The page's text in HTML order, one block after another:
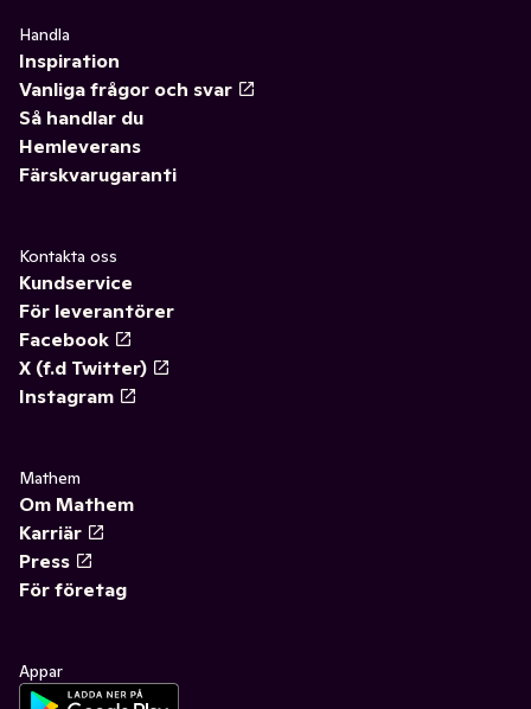
Handla
Inspiration
Vanliga frågor och svar
Så handlar du
Hemleverans
Färskvarugaranti
Kontakta oss
Kundservice
För leverantörer
Facebook
X (f.d Twitter)
Instagram
Mathem
Om Mathem
Karriär
Press
För företag
Appar